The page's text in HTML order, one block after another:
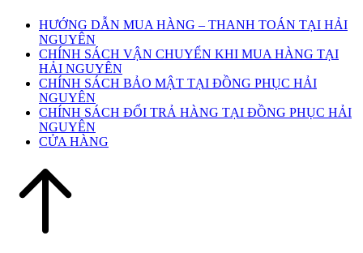
HƯỚNG DẪN MUA HÀNG – THANH TOÁN TẠI HẢI
NGUYÊN
CHÍNH SÁCH VẬN CHUYỂN KHI MUA HÀNG TẠI
HẢI NGUYÊN
CHÍNH SÁCH BẢO MẬT TẠI ĐỒNG PHỤC HẢI
NGUYÊN
CHÍNH SÁCH ĐỔI TRẢ HÀNG TẠI ĐỒNG PHỤC HẢI
NGUYÊN
CỬA HÀNG